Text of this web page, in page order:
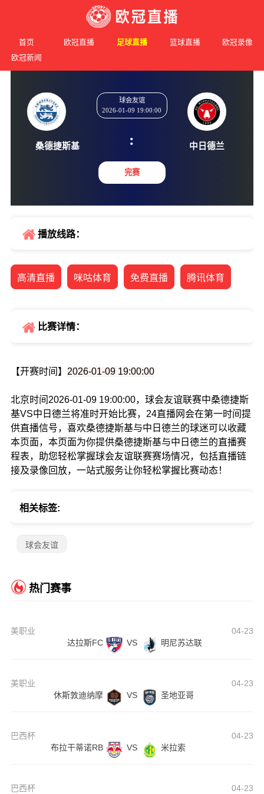
首页 欧冠直播 足球直播 篮球直播
欧冠录像
欧冠新闻
:
播放线路：
高清直播 咪咕体育 免费直播 腾讯体育
比赛详情：
【开赛时间】 2026-01-09 19:00:00
北京时间2026-01-09 19:00:00，球会友谊联赛中桑德捷斯
基VS中日德兰将准时开始比赛，24直播网会在第一时间提
供直播信号，喜欢桑德捷斯基与中日德兰的球迷可以收藏
本页面，本页面为你提供桑德捷斯基与中日德兰的直播赛
程表，助您轻松掌握球会友谊联赛赛场情况，包括直播链
接及录像回放，一站式服务让你轻松掌握比赛动态！
相关标签:
球会友谊
热门赛事
美职业
04-23
达拉斯FC
VS 明尼苏达联
美职业
04-23
休斯敦迪纳摩
VS 圣地亚哥
巴西杯
04-23
布拉干蒂诺RB
VS 米拉索
巴西杯
04-23